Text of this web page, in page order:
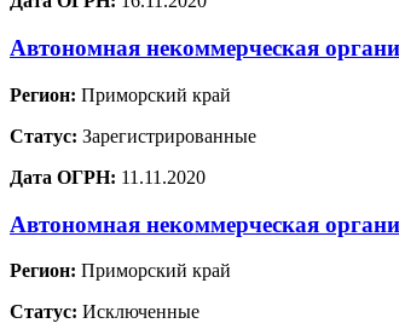
Автономная некоммерческая
Регион: Приморский край
Статус: Зарегистрированные
Дата ОГРН: 11.11.2020
Автономная некоммерческая
Регион: Приморский край
Статус: Исключенные